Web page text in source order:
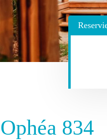
Ophéa 834